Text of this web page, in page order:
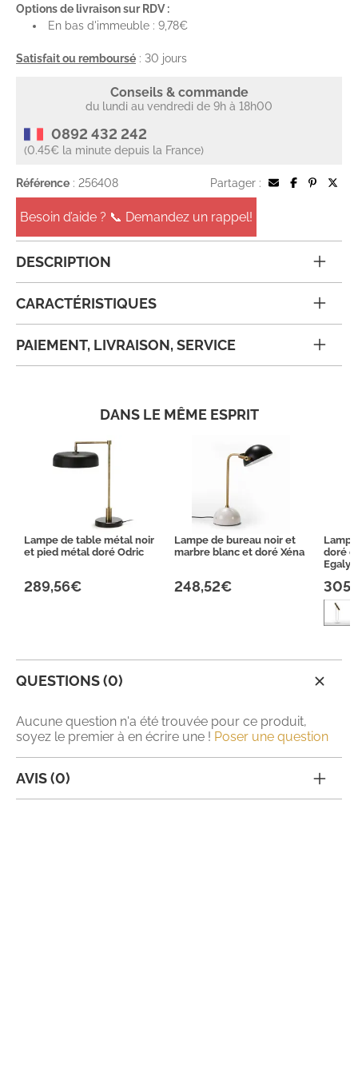
Options de livraison sur RDV :
En bas d'immeuble : 9,78€
Satisfait ou remboursé : 30 jours
Conseils & commande
du lundi au vendredi de 9h à 18h00
0892 432 242
(0.45€ la minute depuis la France)
Référence : 256408 Partager :
Besoin d’aide ? 📞 Demandez un rappel!
DESCRIPTION
CARACTÉRISTIQUES
PAIEMENT, LIVRAISON, SERVICE
DANS LE MÊME ESPRIT
Lampe de table métal noir
et pied métal doré Odric
289,56€
Lampe de bureau noir et
marbre blanc et doré Xéna
248,52€
doré
Egaly
QUESTIONS (0)
Aucune question n'a été trouvée pour ce produit,
soyez le premier à en écrire une ! Poser une question
AVIS (0)